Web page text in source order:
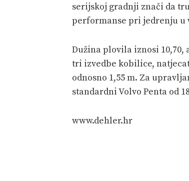
serijskoj gradnji znači da
performanse pri jedrenju u
Dužina plovila iznosi 10,70,
tri izvedbe kobilice,
odnosno 1,55 m. Za
standardni Volvo Penta od
www.dehler.hr